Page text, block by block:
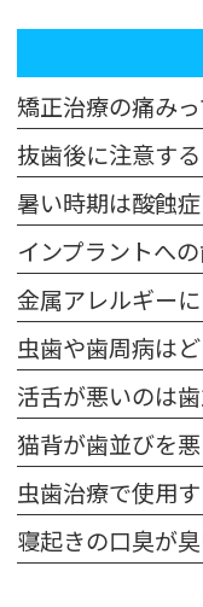
抜歯後に注意す
暑い時期は酸蝕
虫歯や歯周病は
活舌が悪いのは
猫背が歯並びを
寝起きの口臭が